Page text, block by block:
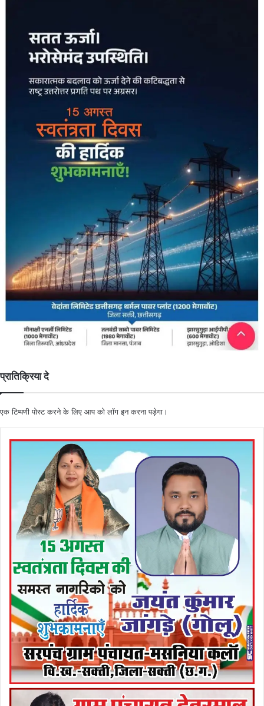
प्रातिक्रिया दे
एक टिप्पणी पोस्ट करने के लिए आप कोलॉग इनकरना पड़ेगा।